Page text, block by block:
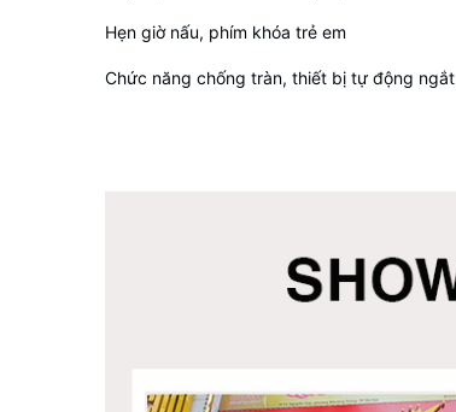
Hẹn giờ nấu, phím khóa trẻ em
Chức năng chống tràn, thiết bị tự động ngắt